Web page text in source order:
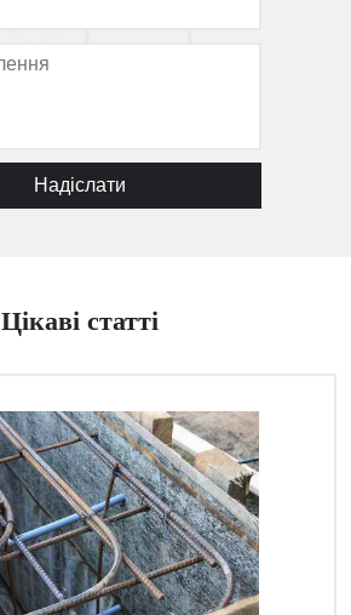
Надіслати
Цікаві статті